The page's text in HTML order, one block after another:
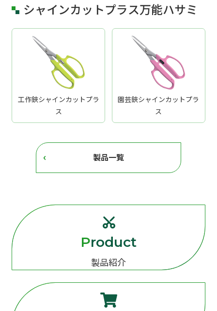
シャインカットプラス万能ハサミ
工作鋏シャインカットプラ
ス
園芸鋏シャインカットプラ
ス
製品一覧
Product
製品紹介